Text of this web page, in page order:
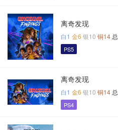
离奇发现
白1 金6 银10 铜14
PS5
离奇发现
白1 金6 银10 铜14
PS4